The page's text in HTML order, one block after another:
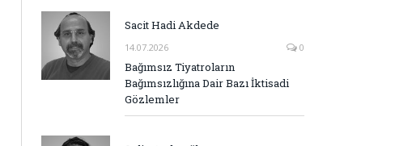
Sacit Hadi Akdede
14.07.2026 0
Bağımsız Tiyatroların
Bağımsızlığına Dair Bazı İktisadi
Gözlemler